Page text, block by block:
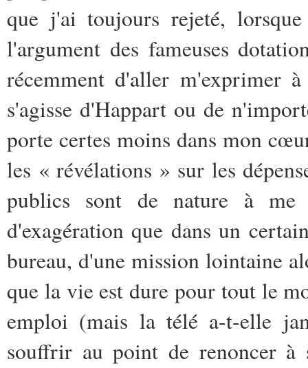
que j'ai toujours rejeté,
l'argument des fameuses
récemment d'aller
s'agisse d'Happart ou de
porte certes moins dans mon
les « révélations » sur les
publics sont de nature à
d'exagération que dans un
bureau, d'une mission lointaine
que la vie est dure pour tout le
emploi (mais la télé a-t-elle
souffrir au point de renoncer